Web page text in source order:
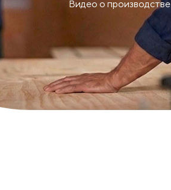
Видео о производстве